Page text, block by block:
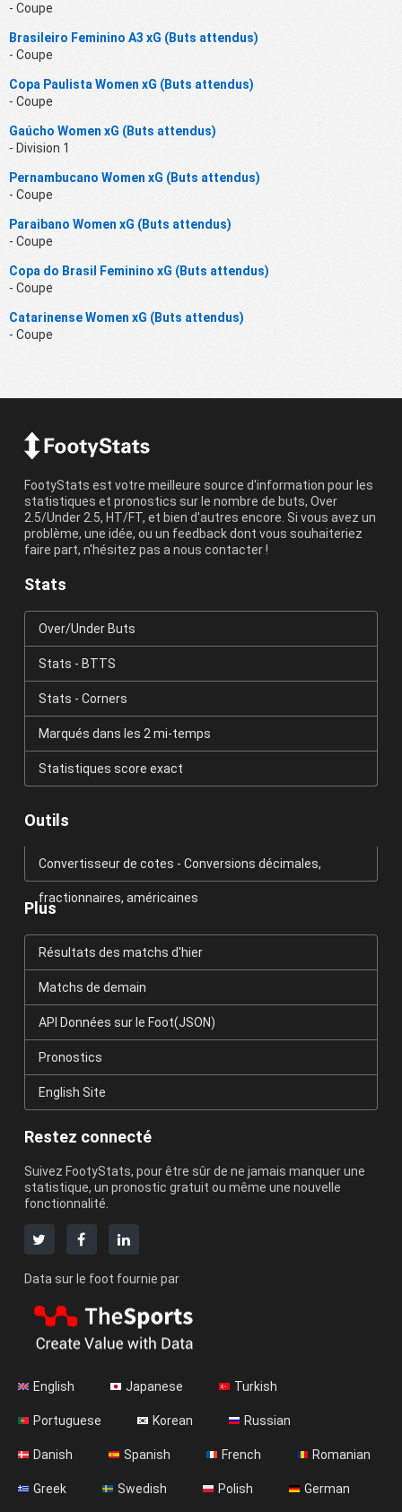
- Coupe
Brasileiro Feminino A3 xG (Buts attendus)
- Coupe
Copa Paulista Women xG (Buts attendus)
- Coupe
Gaúcho Women xG (Buts attendus)
- Division 1
Pernambucano Women xG (Buts attendus)
- Coupe
Paraibano Women xG (Buts attendus)
- Coupe
Copa do Brasil Feminino xG (Buts attendus)
- Coupe
Catarinense Women xG (Buts attendus)
- Coupe
FootyStats est votre meilleure source d'information pour les
statistiques et pronostics sur le nombre de buts, Over
2.5/Under 2.5, HT/FT, et bien d'autres encore. Si vous avez un
problème, une idée, ou un feedback dont vous souhaiteriez
faire part, n'hésitez pas a nous contacter !
Stats
Over/Under Buts
Stats - BTTS
Stats - Corners
Marqués dans les 2 mi-temps
Statistiques score exact
Outils
Convertisseur de cotes - Conversions décimales,
fractionnaires, américaines
Plus
Résultats des matchs d'hier
Matchs de demain
API Données sur le Foot(JSON)
Pronostics
English Site
Restez connecté
Suivez FootyStats, pour être sûr de ne jamais manquer une
statistique, un pronostic gratuit ou même une nouvelle
fonctionnalité.
Data sur le foot fournie par
English Japanese Turkish
Portuguese Korean Russian
Danish Spanish French Romanian
Greek Swedish Polish German